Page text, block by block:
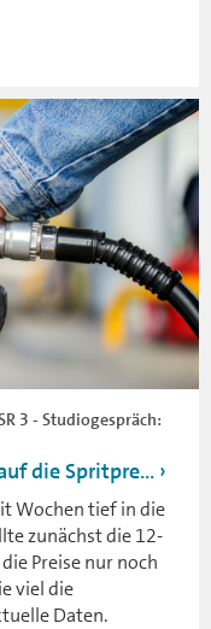
3 - Studiogespräch:
die Spritpre...
Wochen tief in die
zunächst die 12-
Preise nur noch
viel die
Daten.